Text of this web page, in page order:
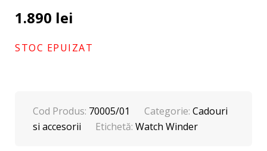
1.890 lei
STOC EPUIZAT
Cod Produs: 70005/01 Categorie: Cadouri
si accesorii
Etichetă: Watch Winder